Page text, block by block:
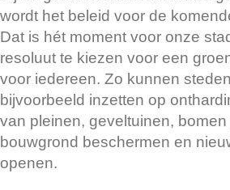
wordt het beleid voor de
Dat is hét moment voor onze
resoluut te kiezen voor een
voor iedereen. Zo kunnen
bijvoorbeeld inzetten op
van pleinen, geveltuinen,
bouwgrond beschermen en
openen.